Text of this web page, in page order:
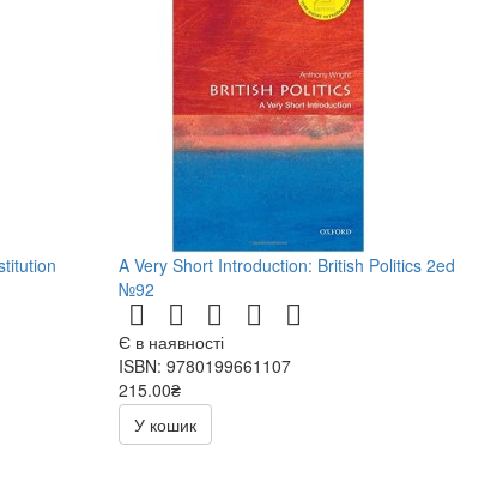
A Very Short Introduction: British Politics 2ed
№92
Є в наявності
ISBN: 9780199661107
215.00₴
У кошик